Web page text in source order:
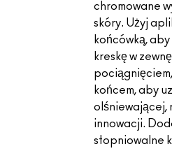
chromowane
skóry. Użyj
końcówką,
kreskę w
końcem, aby
olśniewającej,
innowacji.
stopniowalne